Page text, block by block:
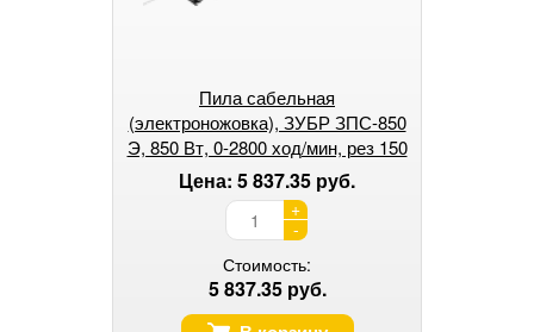
Пила сабельная
(электроножовка), ЗУБР ЗПС-850
Э, 850 Вт, 0-2800 ход/мин, рез 150
мм (дерево), 12 мм
Цена: 5 837.35 руб.
+
-
Стоимость:
5 837.35 руб.